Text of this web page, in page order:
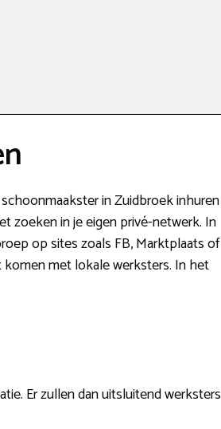
in Zuidbroek inhuren
zoeken in je eigen privé-netwerk. In
op sites zoals FB, Marktplaats of
met lokale werksters. In het
Er zullen dan uitsluitend werksters